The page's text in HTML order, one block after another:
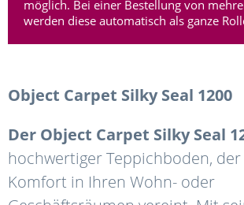
möglich. Bei einer Bestellung von
werden diese automatisch als ganze
Object Carpet Silky Seal 1200
Der Object Carpet Silky Seal
hochwertiger Teppichboden, der
Komfort in Ihren Wohn- oder